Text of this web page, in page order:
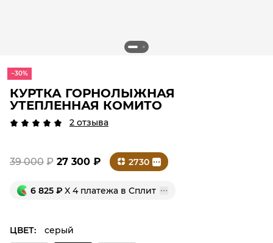
−30%
КУРТКА ГОРНОЛЫЖНАЯ
УТЕПЛЕННАЯ КОМИТО
2 отзыва
39 000 ₽ 27 300 ₽ 2730
6 825 ₽ X 4 платежа в Сплит
ЦВЕТ: серый